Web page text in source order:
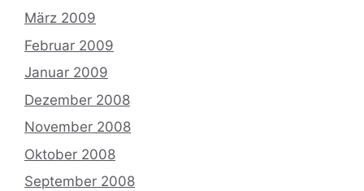
März 2009
Februar 2009
Januar 2009
Dezember 2008
November 2008
Oktober 2008
September 2008